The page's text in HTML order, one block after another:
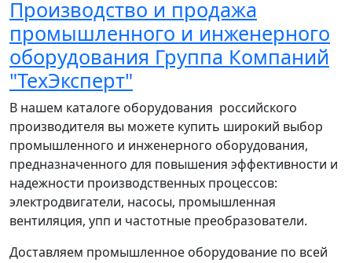
Производство и продажа
промышленного и инженерного
оборудования Группа Компаний
"ТехЭксперт"
В нашем каталоге оборудования российского
производителя вы можете купить широкий выбор
промышленного и инженерного оборудования,
предназначенного для повышения эффективности и
надежности производственных процессов:
электродвигатели, насосы, промышленная
вентиляция, упп и частотные преобразователи.
Доставляем промышленное оборудование по всей